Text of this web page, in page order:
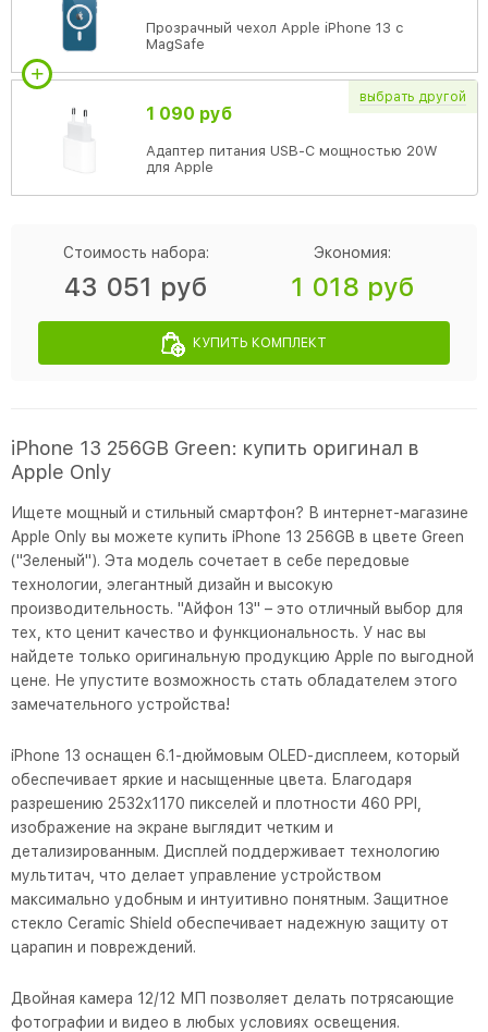
Прозрачный чехол Apple iPhone 13 c
MagSafe
выбрать другой
1 090 руб
Адаптер питания USB-C мощностью 20W
для Apple
Стоимость набора:
43 051 руб
Экономия:
1 018 руб
КУПИТЬ КОМПЛЕКТ
iPhone 13 256GB Green: купить оригинал в
Apple Only
Ищете мощный и стильный смартфон? В интернет-магазине
Apple Only вы можете купить iPhone 13 256GB в цвете Green
("Зеленый"). Эта модель сочетает в себе передовые
технологии, элегантный дизайн и высокую
производительность. "Айфон 13" – это отличный выбор для
тех, кто ценит качество и функциональность. У нас вы
найдете только оригинальную продукцию Apple по выгодной
цене. Не упустите возможность стать обладателем этого
замечательного устройства!
iPhone 13 оснащен 6.1-дюймовым OLED-дисплеем, который
обеспечивает яркие и насыщенные цвета. Благодаря
разрешению 2532x1170 пикселей и плотности 460 PPI,
изображение на экране выглядит четким и
детализированным. Дисплей поддерживает технологию
мультитач, что делает управление устройством
максимально удобным и интуитивно понятным. Защитное
стекло Ceramic Shield обеспечивает надежную защиту от
царапин и повреждений.
Двойная камера 12/12 МП позволяет делать потрясающие
фотографии и видео в любых условиях освещения.